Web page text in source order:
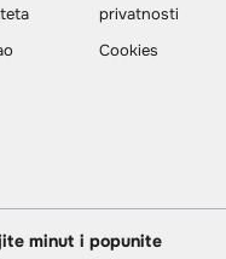
privatnosti
Cookies
minut i popunite